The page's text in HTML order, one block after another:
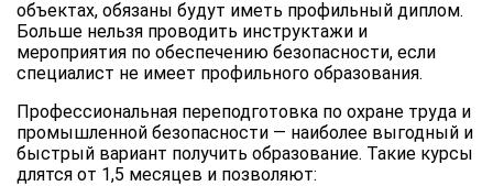
объектах, обязаны будут иметь профильный диплом.
Больше нельзя проводить инструктажи и
мероприятия по обеспечению безопасности, если
специалист не имеет профильного образования.
Профессиональная переподготовка по охране труда и
промышленной безопасности — наиболее выгодный и
быстрый вариант получить образование. Такие курсы
длятся от 1,5 месяцев и позволяют: